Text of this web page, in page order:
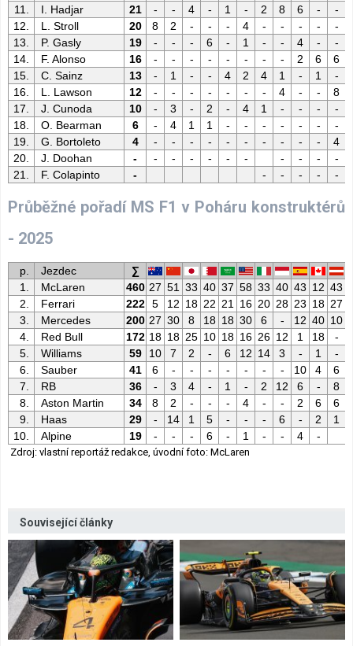
11.
I. Hadjar 21 - - 4 - 1 - 2 8 6 - -
12.
L. Stroll 20 8 2 - - - 4 - - - - -
13.
P. Gasly 19 - - - 6 - 1 - - 4 - -
14.
F. Alonso 16 - - - - - - - - 2 6 6
15.
C. Sainz 13 - 1 - - 4 2 4 1 - 1 -
16.
L. Lawson 12 - - - - - - - 4 - - 8
17.
J. Cunoda 10 - 3 - 2 - 4 1 - - - -
18.
O. Bearman 6 - 4 1 1 - - - - - - -
19.
G. Bortoleto 4 - - - - - - - - - -
4
20.
J. Doohan - - - - - - - - - -
-
21.
F. Colapinto - - - - - -
Průběžné pořadí MS F1 v Poháru konstruktérů
- 2025
p. Jezdec
∑
1.
McLaren 460 27 51 33 40 37 58 33 40 43 12 43
2.
Ferrari 222 5 12 18 22 21 16 20 28 23 18 27
3.
Mercedes 200 27 30 8 18 18 30 6 - 12 40 10
4.
Red Bull 172 18 18 25 10 18 16 26 12 1 18 -
5.
Williams 59 10 7 2 - 6 12 14 3 - 1 -
6.
Sauber 41 6 - - - - - - - 10 4 6
7.
RB 36 - 3 4 - 1 - 2 12 6 - 8
8.
Aston Martin 34 8 2 - - - 4 - - 2 6 6
9.
Haas 29 - 14 1 5 - - - 6 - 2 1
10.
Alpine 19 - - - 6 - 1 - - 4 -
Zdroj: vlastní reportáž redakce, úvodní foto: McLaren
Související články